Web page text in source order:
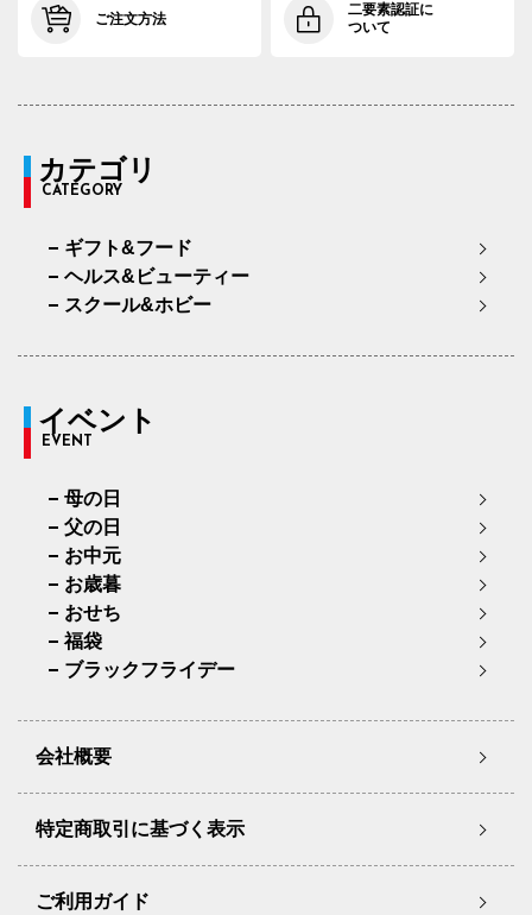
ご注文方法
二要素認証に
ついて
カテゴリ
CATEGORY
ギフト&フード
ヘルス&ビューティー
スクール&ホビー
イベント
EVENT
母の日
父の日
お中元
お歳暮
おせち
福袋
ブラックフライデー
会社概要
特定商取引に基づく表示
ご利用ガイド